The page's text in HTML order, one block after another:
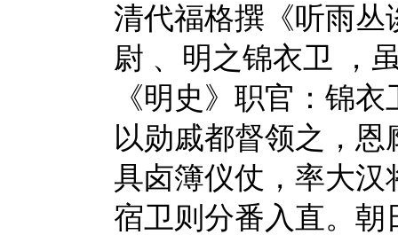
清代福格撰《听雨丛
尉 、明之锦衣卫 ，
《明史》职官：锦
以勋戚都督领之，
具卤簿仪仗，率大
宿卫则分番入直。